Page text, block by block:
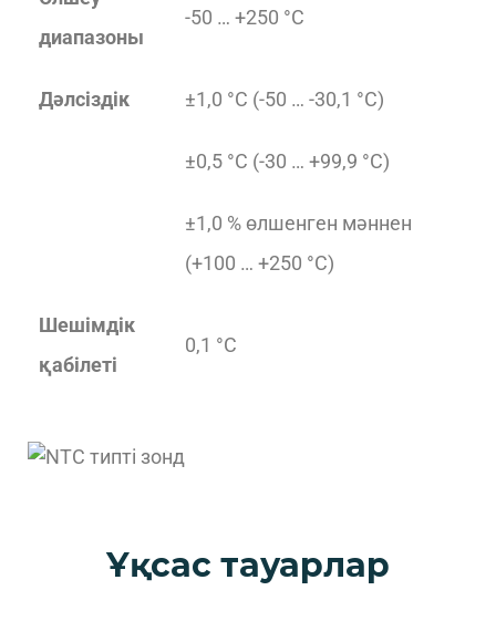
диапазоны
-50 … +250 °C
Дәлсіздік ±1,0 °C (-50 … -30,1 °C)
±0,5 °C (-30 … +99,9 °C)
±1,0 % өлшенген мәннен
(+100 … +250 °C)
Шешімдік
қабілеті
0,1 °C
Ұқсас тауарлар